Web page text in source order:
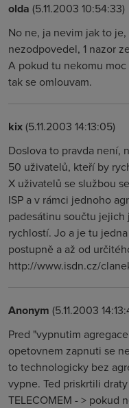
olda (5.11.2003 10:54:33)
No ne, ja nevim jak to
nezodpovedel, 1 nazor
A pokud tu nekomu
tak se omlouvam.
kix(5.11.2003 14:13:05)
Doslova to pravda není,
50 uživatelů, kteří by
X uživatelů se službou
ISP a v rámci jednoho
padesátinu součtu
rychlostí. Jo a je tu
postupně a až od
http://www.isdn.cz/
Anonym (5.11.2003
Pred "vypnutim
opetovnem zapnuti se
to technologicky bez
vypne. Ted priskrtili
TELECOMEM - > pokud